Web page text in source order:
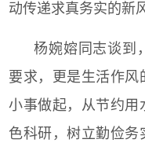
动传递求真务实的新
杨婉嫆同志谈到
要求，更是生活作
小事做起，从节约用
色科研，树立勤俭